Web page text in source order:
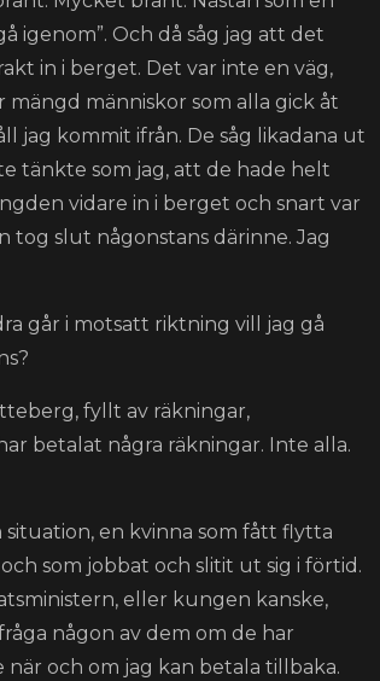
igenom”. Och då såg jag att det
in i berget. Det var inte en väg,
människor som alla gick åt
jag kommit ifrån. De såg likadana ut
tänkte som jag, att de hade helt
vidare in i berget och snart var
slut någonstans därinne. Jag
går i motsatt riktning vill jag gå
fyllt av räkningar,
betalat några räkningar. Inte alla.
en kvinna som fått flytta
som jobbat och slitit ut sig i förtid.
eller kungen kanske,
någon av dem om de har
och om jag kan betala tillbaka.